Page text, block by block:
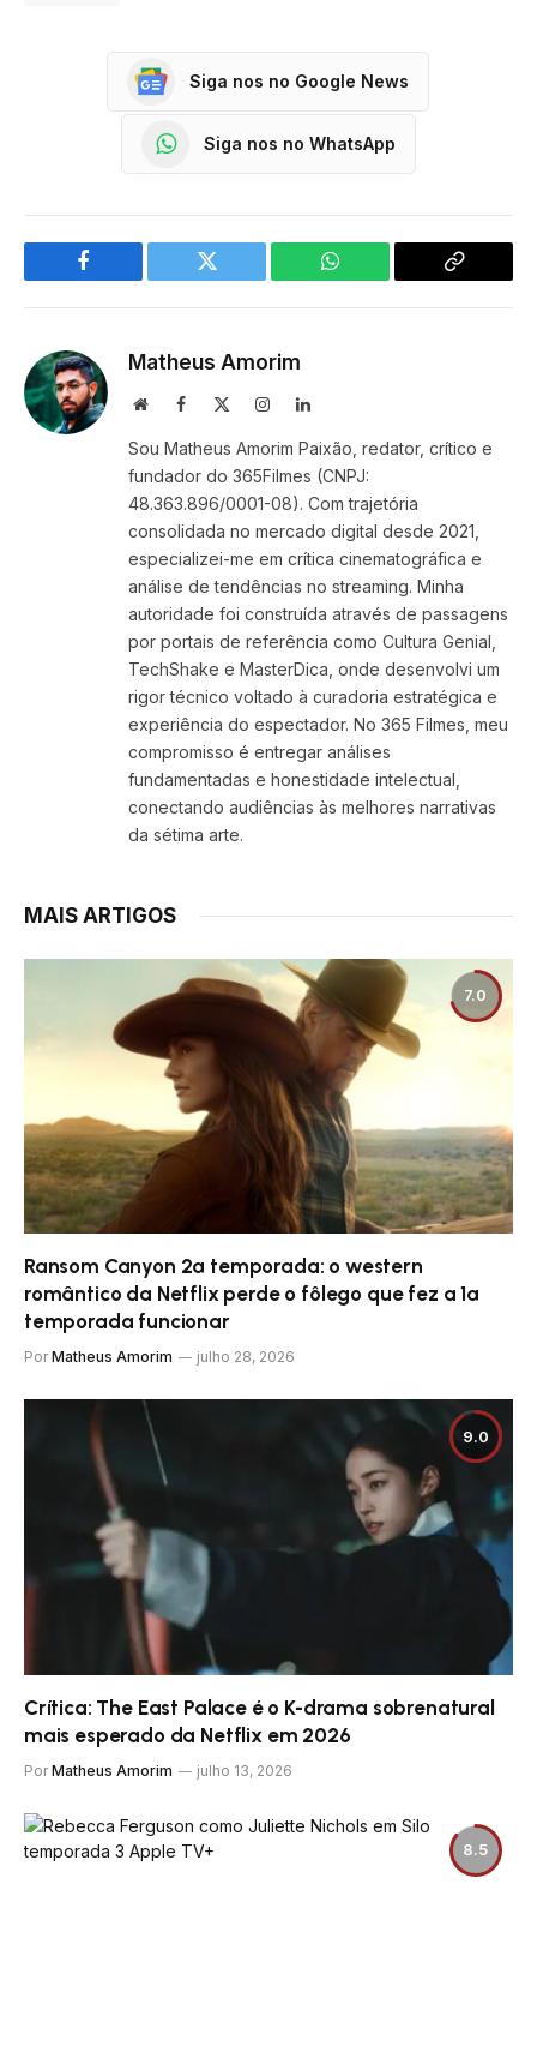
Siga nos no Google News
Siga nos no WhatsApp
Facebook Twitter WhatsApp
Copy
Matheus Amorim
WebsiteFacebook InstagramLinkedIn
Sou Matheus Amorim Paixão, redator, crítico e
fundador do 365Filmes (CNPJ:
48.363.896/0001-08). Com trajetória
consolidada no mercado digital desde 2021,
especializei-me em crítica cinematográfica e
análise de tendências no streaming. Minha
autoridade foi construída através de passagens
por portais de referência como Cultura Genial,
TechShake e MasterDica, onde desenvolvi um
rigor técnico voltado à curadoria estratégica e
experiência do espectador. No 365 Filmes, meu
compromisso é entregar análises
fundamentadas e honestidade intelectual,
conectando audiências às melhores narrativas
da sétima arte.
MAIS ARTIGOS
7.0
Ransom Canyon 2ª temporada: o western
romântico da Netflix perde o fôlego que fez a 1ª
temporada funcionar
Por Matheus Amorim julho 28, 2026
9.0
Crítica: The East Palace é o K-drama sobrenatural
mais esperado da Netflix em 2026
Por Matheus Amorim julho 13, 2026
8.5